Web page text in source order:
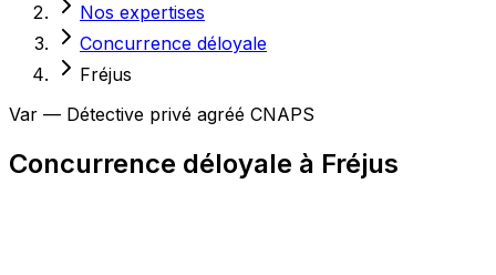
Nos expertises
Concurrence déloyale
Fréjus
Var — Détective privé agréé CNAPS
Concurrence déloyale à Fréjus